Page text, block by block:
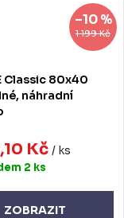
1 199 Kč
–10 %
Classic 80x40
náhradní
Kč / ks
2 ks
ZOBRAZIT